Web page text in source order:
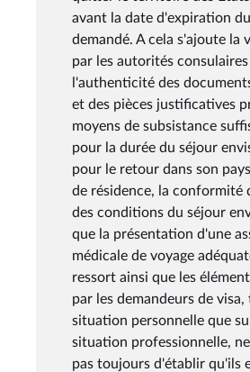
avant la date d'expiration
demandé. A cela s'ajoute la
par les autorités
l'authenticité des
et des pièces justificatives
moyens de subsistance
pour la durée du séjour
pour le retour dans son
de résidence, la conformité
des conditions du séjour
que la présentation d'une
médicale de voyage
ressort ainsi que les
par les demandeurs de
situation personnelle que
situation professionnelle,
pas toujours d'établir qu'ils